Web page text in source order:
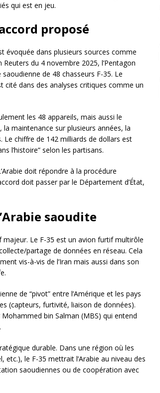
qui est en jeu.
proposé
évoquée dans plusieurs sources comme
du 4 novembre 2025, l’Pentagon
de 48 chasseurs F-35. Le
cité dans des analyses critiques comme un
les 48 appareils, mais aussi le
maintenance sur plusieurs années, la
chiffre de 142 milliards de dollars est
l’histoire” selon les partisans.
doit répondre à la procédure
doit passer par le Département d’État,
saoudite
majeur. Le F-35 est un avion furtif multirôle
partage de données en réseau. Cela
vis-à-vis de l’Iran mais aussi dans son
de “pivot” entre l’Amérique et les pays
(capteurs, furtivité, liaison de données).
bin Salman (MBS) qui entend
durable. Dans une région où les
le F-35 mettrait l’Arabie au niveau des
saoudiennes ou de coopération avec